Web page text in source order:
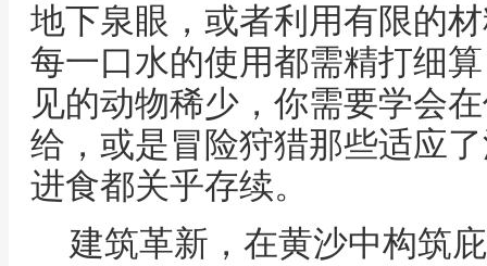
地下泉眼，或者利用有限的
每一口水的使用都需精打细
见的动物稀少，你需要学会
给，或是冒险狩猎那些适应
进食都关乎存续。
建筑革新，在黄沙中构筑